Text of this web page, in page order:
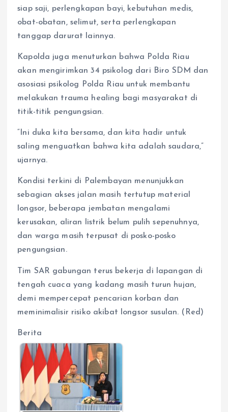
siap saji, perlengkapan bayi, kebutuhan medis,
obat-obatan, selimut, serta perlengkapan
tanggap darurat lainnya.
Kapolda juga menuturkan bahwa Polda Riau
akan mengirimkan 34 psikolog dari Biro SDM dan
asosiasi psikolog Polda Riau untuk membantu
melakukan trauma healing bagi masyarakat di
titik-titik pengungsian.
“Ini duka kita bersama, dan kita hadir untuk
saling menguatkan bahwa kita adalah saudara,”
ujarnya.
Kondisi terkini di Palembayan menunjukkan
sebagian akses jalan masih tertutup material
longsor, beberapa jembatan mengalami
kerusakan, aliran listrik belum pulih sepenuhnya,
dan warga masih terpusat di posko-posko
pengungsian.
Tim SAR gabungan terus bekerja di lapangan di
tengah cuaca yang kadang masih turun hujan,
demi mempercepat pencarian korban dan
meminimalisir risiko akibat longsor susulan. (Red)
Berita